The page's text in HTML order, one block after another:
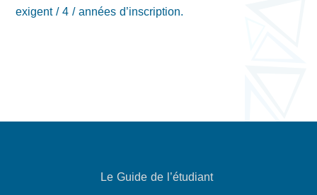
exigent / 4 / années d’inscription.
Le Guide de l’étudiant